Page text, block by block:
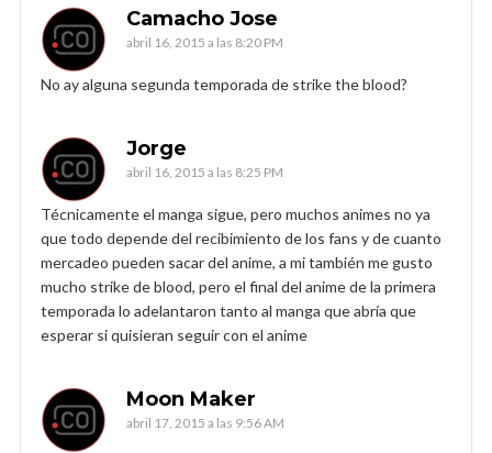
Camacho Jose
abril 16, 2015 a las 8:20 PM
No ay alguna segunda temporada de strike the blood?
Jorge
abril 16, 2015 a las 8:25 PM
Técnicamente el manga sigue, pero muchos animes no ya
que todo depende del recibimiento de los fans y de cuanto
mercadeo pueden sacar del anime, a mi también me gusto
mucho strike de blood, pero el final del anime de la primera
temporada lo adelantaron tanto al manga que abría que
esperar si quisieran seguir con el anime
Moon Maker
abril 17, 2015 a las 9:56 AM